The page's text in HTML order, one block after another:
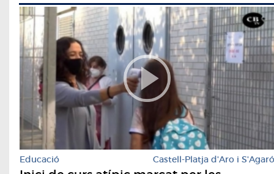
Educació Castell-Platja d'Aro i S'Agaró